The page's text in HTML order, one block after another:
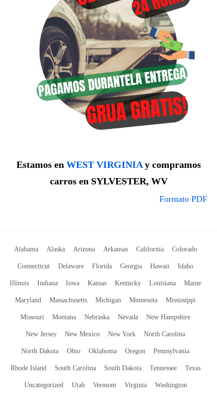
Estamos en WEST VIRGINIAy compramos
carros en SYLVESTER, WV
Formato PDF
Alabama Alaska Arizona Arkansas California Colorado
Connecticut Delaware Florida Georgia Hawaii Idaho
Illinois Indiana Iowa Kansas Kentucky Louisiana Maine
Maryland Massachusetts Michigan Minnesota Mississippi
Missouri Montana Nebraska Nevada New Hampshire
New Jersey New Mexico New York North Carolina
North Dakota Ohio Oklahoma Oregon Pennsylvania
Rhode Island South Carolina South Dakota Tennessee Texas
Uncategorized Utah Vermont Virginia Washington